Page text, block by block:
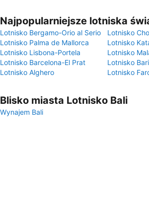
Najpopularniejsze lotniska
Lotnisko Bergamo-Orio al Serio
Lotnisko
Lotnisko Palma de Mallorca
Lotnisko
Lotnisko Lisbona-Portela
Lotnisko
Lotnisko Barcelona-El Prat
Lotnisko Bari
Lotnisko Alghero
Lotnisko
Blisko miasta Lotnisko Bali
Wynajem Bali